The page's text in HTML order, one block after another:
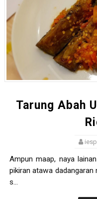
Tarung Abah
Ampun maap, naya
pikiran atawa
s...